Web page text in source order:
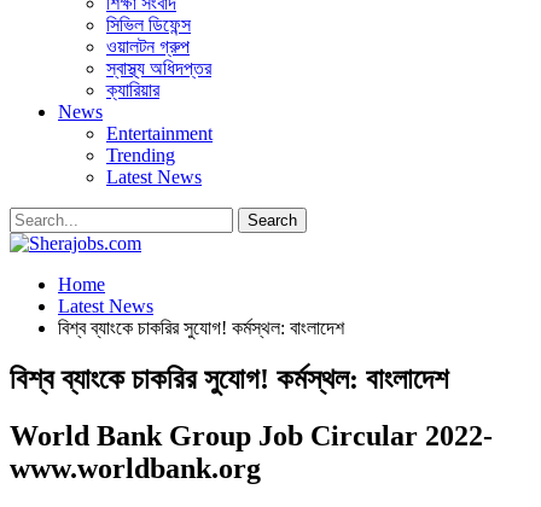
সিভিল ডিফেন্স
ওয়ালটন গ্রুপ
স্বাস্থ্য অধিদপ্তর
ক্যারিয়ার
News
Entertainment
Trending
Latest News
Home
Latest News
বিশ্ব ব্যাংকে চাকরির সুযোগ! কর্মস্থল: বাংলাদেশ
বিশ্ব ব্যাংকে চাকরির সুযোগ! কর্মস্থল: বাংলাদেশ
World Bank Group Job Circular 2022-
www.worldbank.org